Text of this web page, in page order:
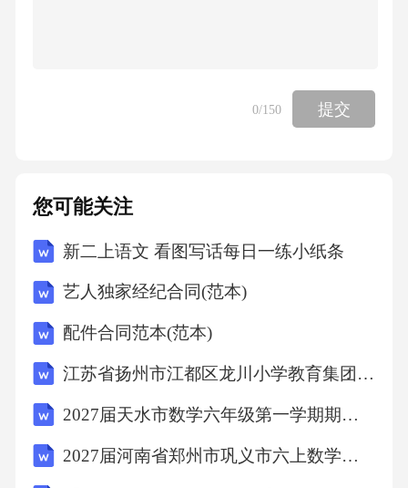
4.4市场竞争风险
4.4.1市场竞争分析
4.4.2差异化竞争策略
4.4.3市场竞争预警
0/150 提交
您可能关注
新二上语文 看图写话每日一练小纸条
艺人独家经纪合同(范本)
配件合同范本(范本)
江苏省扬州市江都区龙川小学教育集团2027届数学三上期末含解析
2027届天水市数学六年级第一学期期末综合测试模拟试题含解析
2027届河南省郑州市巩义市六上数学期末达标检测试题含解析